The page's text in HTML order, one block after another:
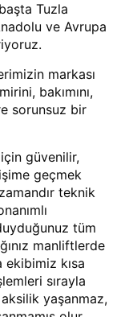
Tuzla
ve Avrupa
markası
bakımını,
sorunsuz bir
güvenilir,
geçmek
teknik
tüm
manliftlerde
kısa
sırayla
yaşanmaz,